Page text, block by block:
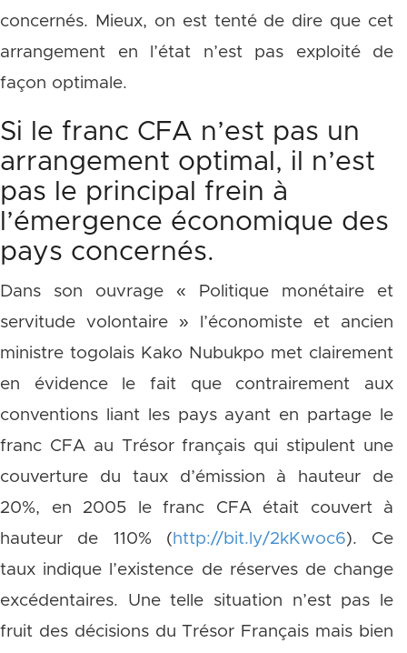
concernés. Mieux, on est tenté de dire que cet
arrangement en l’état n’est pas exploité de
façon optimale.
Si le franc CFA n’est pas un
arrangement optimal, il n’est
pas le principal frein à
l’émergence économique des
pays concernés.
Dans son ouvrage « Politique monétaire et
servitude volontaire » l’économiste et ancien
ministre togolais Kako Nubukpo met clairement
en évidence le fait que contrairement aux
conventions liant les pays ayant en partage le
franc CFA au Trésor français qui stipulent une
couverture du taux d’émission à hauteur de
20%, en 2005 le franc CFA était couvert à
hauteur de 110% ( http://bit.ly/2kKwoc6). Ce
taux indique l’existence de réserves de change
excédentaires. Une telle situation n’est pas le
fruit des décisions du Trésor Français mais bien